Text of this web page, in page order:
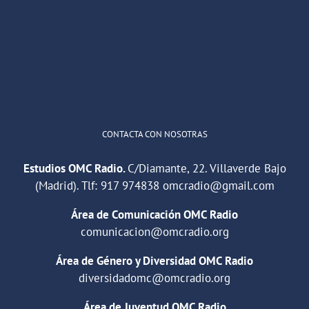
CONTACTA CON NOSOTRAS
Estudios OMC Radio.C/Diamante, 22. Villaverde Bajo
(Madrid). Tlf: 917 974838 omcradio@gmail.com
Área de Comunicación OMC Radio
comunicacion@omcradio.org
Área de Género y Diversidad OMC Radio
diversidadomc@omcradio.org